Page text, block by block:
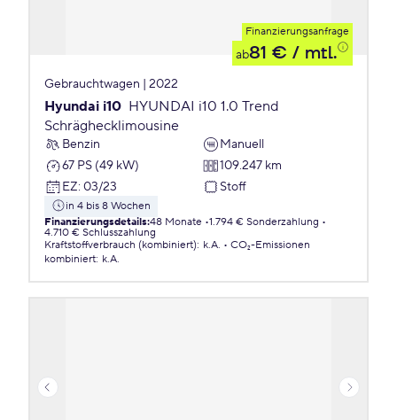
Finanzierungsanfrage
ab81 € / mtl.
Gebrauchtwagen | 2022
Hyundai i10 HYUNDAI i10 1.0 Trend
Schräghecklimousine
Benzin
Manuell
67 PS (49 kW)
109.247 km
EZ: 03/23 Stoff
in 4 bis 8 Wochen
Finanzierungsdetails:48 Monate 1.794 € Sonderzahlung
4.710 € Schlusszahlung
Kraftstoffverbrauch (kombiniert): k.A.
CO₂-Emissionen
kombiniert: k.A.